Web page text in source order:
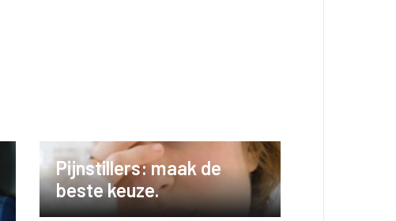
Pijnstillers: maak de
beste keuze.